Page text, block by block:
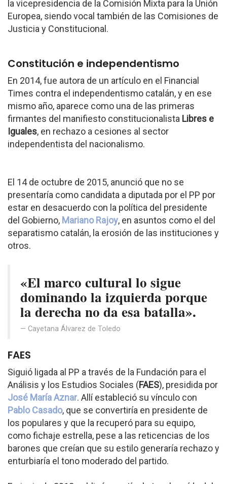
la vicepresidencia de la Comisión Mixta para la Unión
Europea, siendo vocal también de las Comisiones de
Justicia y Constitucional.
Constitución e independentismo
En 2014, fue autora de un artículo en el Financial
Times contra el independentismo catalán, y en ese
mismo año, aparece como una de las primeras
firmantes del manifiesto constitucionalista Libres e
Iguales, en rechazo a cesiones al sector
independentista del nacionalismo.
El 14 de octubre de 2015, anunció que no se
presentaría como candidata a diputada por el PP por
estar en desacuerdo con la política del presidente
del Gobierno, Mariano Rajoy, en asuntos como el del
separatismo catalán, la erosión de las instituciones y
otros.
«El marco cultural lo sigue
dominando la izquierda porque
la derecha no da esa batalla».
Cayetana Álvarez de Toledo
FAES
Siguió ligada al PP a través de la Fundación para el
Análisis y los Estudios Sociales (FAES), presidida por
José María Aznar. Allí estableció su vínculo con
Pablo Casado, que se convertiría en presidente de
los populares y que la recuperó para su equipo,
como fichaje estrella, pese a las reticencias de los
barones que creían que su estilo generaría rechazo y
enturbiaría el tono moderado del partido.